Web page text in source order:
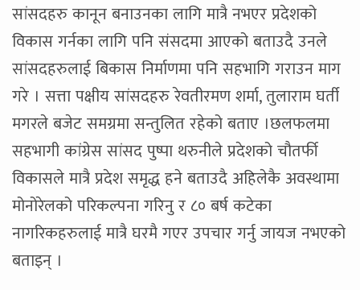
सांसदहरु कानून बनाउनका लागि मात्रै नभएर प्रदेशको
विकास गर्नका लागि पनि संसदमा आएको बताउदै उनले
सांसदहरुलाई बिकास निर्माणमा पनि सहभागि गराउन माग
गरे । सत्ता पक्षीय सांसदहरु रेवतीरमण शर्मा, तुलाराम घर्ती
मगरले बजेट समग्रमा सन्तुलित रहेको बताए ।छलफलमा
सहभागी कांग्रेस सांसद पुष्पा थरुनीले प्रदेशको चौतर्फी
विकासले मात्रै प्रदेश समृद्ध हने बताउदै अहिलेकै अवस्थामा
मोनोरेलको परिकल्पना गरिनु र ८० बर्ष कटेका
नागरिकहरुलाई मात्रै घरमै गएर उपचार गर्नु जायज नभएको
बताइन् ।